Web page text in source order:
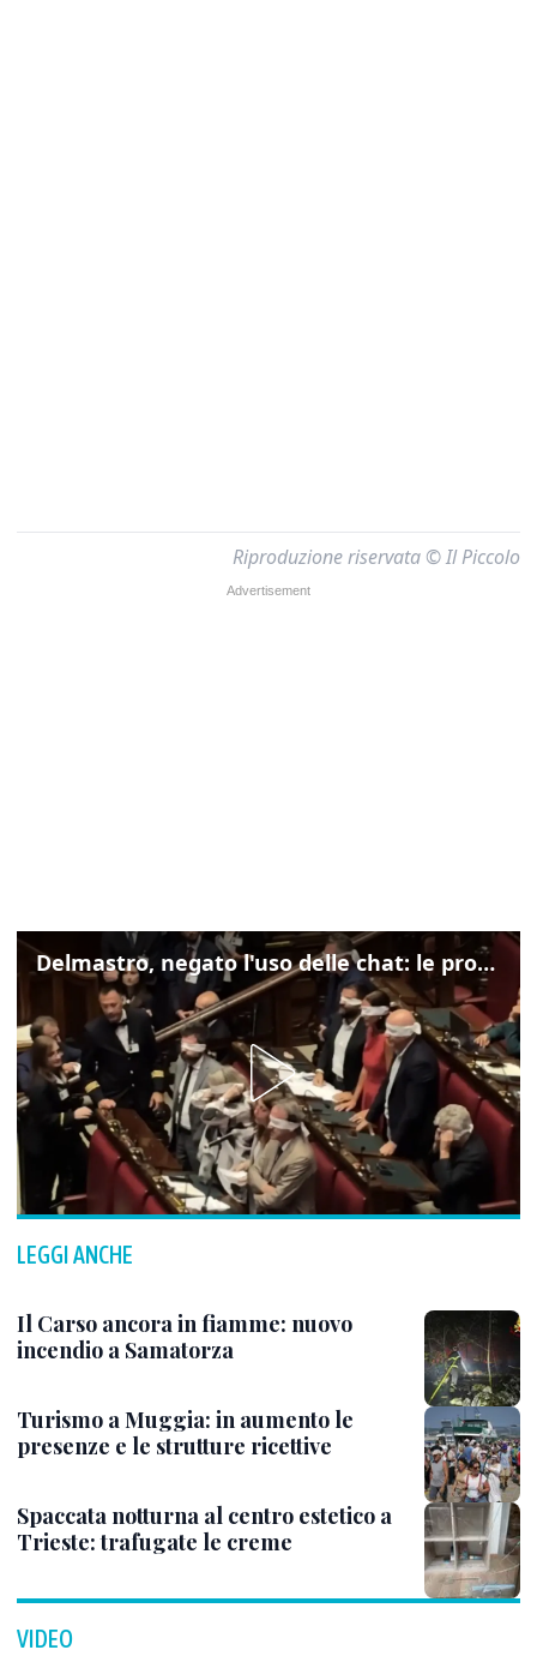
Riproduzione riservata © Il Piccolo
Delmastro, negato l'uso delle chat: le proteste di Avs e M5s
LEGGI ANCHE
Il Carso ancora in fiamme: nuovo
incendio a Samatorza
Turismo a Muggia: in aumento le
presenze e le strutture ricettive
Spaccata notturna al centro estetico a
Trieste: trafugate le creme
VIDEO